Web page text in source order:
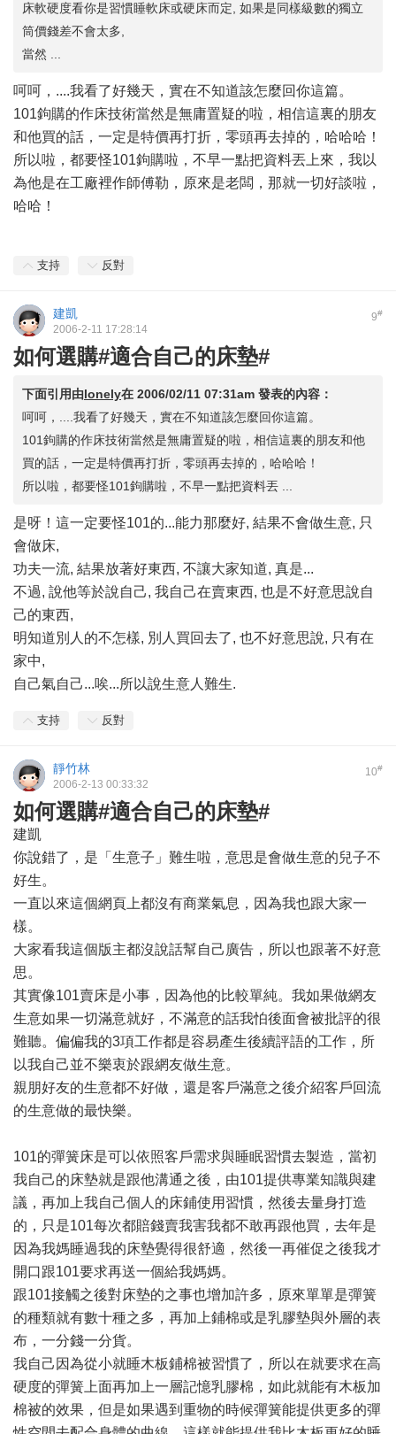
床軟硬度看你是習慣睡軟床或硬床而定, 如果是同樣級數的獨立
筒價錢差不會太多,
當然 ...
呵呵，....我看了好幾天，實在不知道該怎麼回你這篇。
101鉤購的作床技術當然是無庸置疑的啦，相信這裏的朋友
和他買的話，一定是特價再打折，零頭再去掉的，哈哈哈！
所以啦，都要怪101鉤購啦，不早一點把資料丟上來，我以
為他是在工廠裡作師傅勒，原來是老闆，那就一切好談啦，
哈哈！
支持 反對
9#
建凱
2006-2-11 17:28:14
如何選購#適合自己的床墊#
下面引用由lonely在 2006/02/11 07:31am 發表的內容：
呵呵，....我看了好幾天，實在不知道該怎麼回你這篇。
101鉤購的作床技術當然是無庸置疑的啦，相信這裏的朋友和他
買的話，一定是特價再打折，零頭再去掉的，哈哈哈！
所以啦，都要怪101鉤購啦，不早一點把資料丟 ...
是呀！這一定要怪101的...能力那麼好, 結果不會做生意, 只
會做床,
功夫一流, 結果放著好東西, 不讓大家知道, 真是...
不過, 說他等於說自己, 我自己在賣東西, 也是不好意思說自
己的東西,
明知道別人的不怎樣, 別人買回去了, 也不好意思說, 只有在
家中,
自己氣自己...唉...所以說生意人難生.
支持 反對
10#
靜竹林
2006-2-13 00:33:32
如何選購#適合自己的床墊#
建凱
你說錯了，是「生意子」難生啦，意思是會做生意的兒子不
好生。
一直以來這個網頁上都沒有商業氣息，因為我也跟大家一
樣。
大家看我這個版主都沒說話幫自己廣告，所以也跟著不好意
思。
其實像101賣床是小事，因為他的比較單純。我如果做網友
生意如果一切滿意就好，不滿意的話我怕後面會被批評的很
難聽。偏偏我的3項工作都是容易產生後續評語的工作，所
以我自己並不樂衷於跟網友做生意。
親朋好友的生意都不好做，還是客戶滿意之後介紹客戶回流
的生意做的最快樂。
101的彈簧床是可以依照客戶需求與睡眠習慣去製造，當初
我自己的床墊就是跟他溝通之後，由101提供專業知識與建
議，再加上我自己個人的床鋪使用習慣，然後去量身打造
的，只是101每次都賠錢賣我害我都不敢再跟他買，去年是
因為我媽睡過我的床墊覺得很舒適，然後一再催促之後我才
開口跟101要求再送一個給我媽媽。
跟101接觸之後對床墊的之事也增加許多，原來單單是彈簧
的種類就有數十種之多，再加上鋪棉或是乳膠墊與外層的表
布，一分錢一分貨。
我自己因為從小就睡木板鋪棉被習慣了，所以在就要求在高
硬度的彈簧上面再加上一層記憶乳膠棉，如此就能有木板加
棉被的效果，但是如果遇到重物的時候彈簧能提供更多的彈